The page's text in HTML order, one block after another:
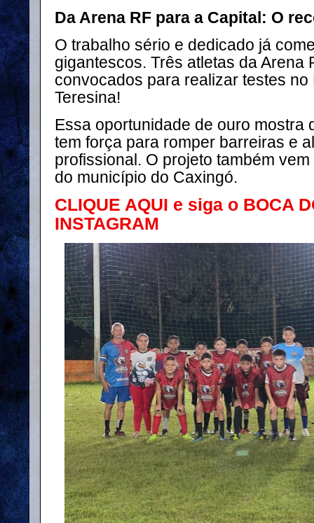
Da Arena RF para a Capital: O
O trabalho sério e dedicado já
gigantescos. Três atletas da Arena
convocados para realizar testes
Teresina!
Essa oportunidade de ouro mostra
tem força para romper barreiras e
profissional. O projeto também
do município do Caxingó.
CLIQUE AQUI e siga o BOCA
INSTAGRAM